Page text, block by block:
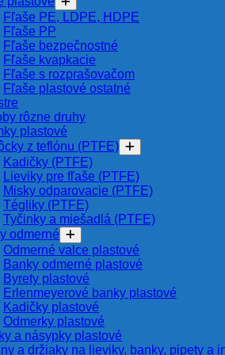
Fľaše PE, LDPE, HDPE
Fľaše PP
Fľaše bezpečnostné
Fľaše kvapkacie
Fľaše s rozprašovačom
Fľaše plastové ostatné
rôzne druhy
plastové
z teflónu (PTFE)
Kadičky (PTFE)
Lieviky pre fľaše (PTFE)
Misky odparovacie (PTFE)
Tégliky (PTFE)
Tyčinky a miešadlá (PTFE)
odmerné
Odmerné valce plastové
Banky odmerné plastové
Byrety plastové
Erlenmeyerové banky plastové
Kadičky plastové
Odmerky plastové
a násypky plastové
a držiaky na lieviky, banky, pipety a